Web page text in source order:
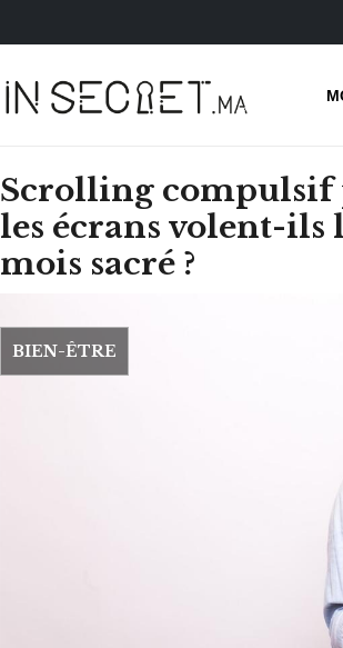
Scrolling compulsif
les écrans volent-
mois sacré ?
BIEN-ÊTREHOROSCOPE